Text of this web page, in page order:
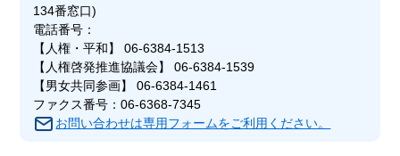
134番窓口)
電話番号：
【人権・平和】 06-6384-1513
【人権啓発推進協議会】 06-6384-1539
【男女共同参画】 06-6384-1461
ファクス番号：06-6368-7345
お問い合わせは専用フォームをご利用ください。